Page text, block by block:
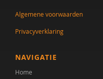
Albert Boon
Serena Botterblom
Frieda Boudesteijn
Frederik Boven
Algemene voorwaarden
Privacyverklaring
NAVIGATIE
Home